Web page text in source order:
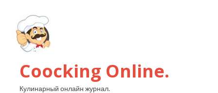
Coocking Online.
Кулинарный онлайн журнал.